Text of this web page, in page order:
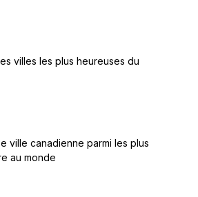
villes les plus heureuses du
ville canadienne parmi les plus
au monde